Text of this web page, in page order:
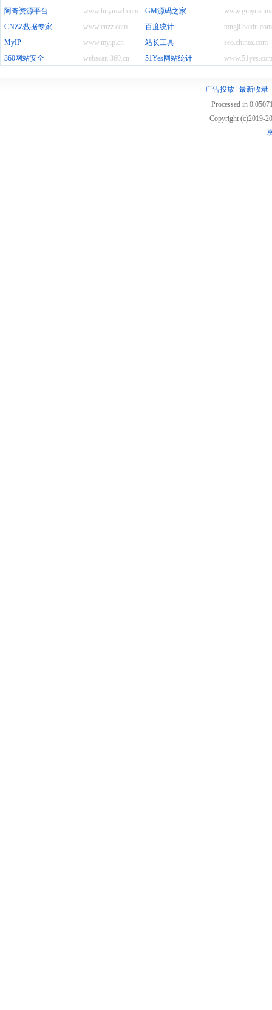
www.hnymwl.com
阿奇资源平台
GM源码之家
www.cnzz.com
CNZZ数据专家 tongji.baidu.com
百度统计
www.myip.cn
MyIP seo.chinaz.com
站长工具
webscan.360.cn
360网站安全 www.51yes.com
51Yes网站统计
广告投放 最新收录
Processed in
Copyright (c)2019-